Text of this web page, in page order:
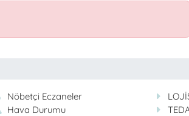
Nöbetçi Eczaneler
Hava Durumu